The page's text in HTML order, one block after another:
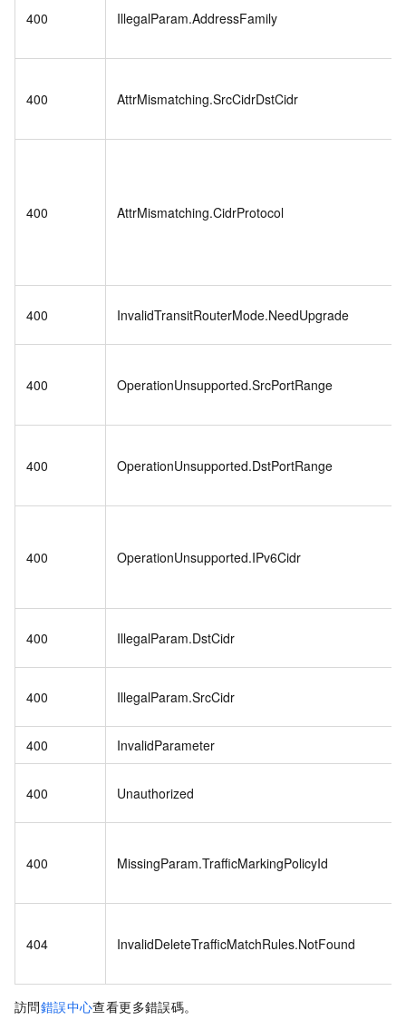
400 IllegalParam.AddressFamily
400 AttrMismatching.SrcCidrDstCidr
400 AttrMismatching.CidrProtocol
400 InvalidTransitRouterMode.NeedUpgrade
400 OperationUnsupported.SrcPortRange
400 OperationUnsupported.DstPortRange
400 OperationUnsupported.IPv6Cidr
400 IllegalParam.DstCidr
400 IllegalParam.SrcCidr
400 InvalidParameter
400 Unauthorized
400 MissingParam.TrafficMarkingPolicyId
404 InvalidDeleteTrafficMatchRules.NotFound
訪問錯誤中心查看更多錯誤碼。